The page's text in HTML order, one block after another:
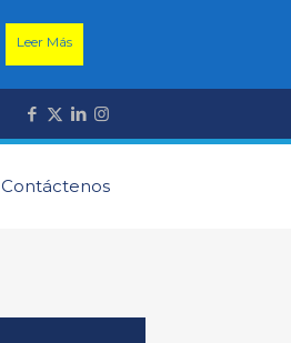
Contáctenos
Leer Más